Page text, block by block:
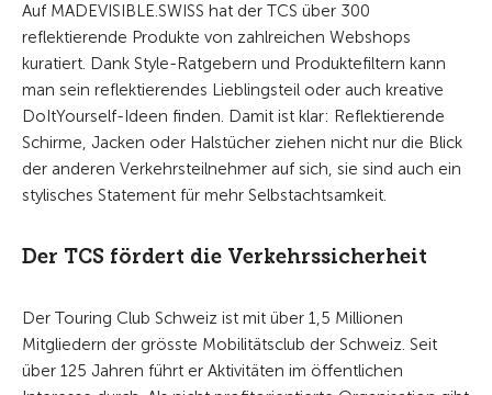
Auf MADEVISIBLE.SWISS hat der TCS über 300
reflektierende Produkte von zahlreichen Webshops
kuratiert. Dank Style-Ratgebern und Produktefiltern kann
man sein reflektierendes Lieblingsteil oder auch kreative
DoItYourself-Ideen finden. Damit ist klar: Reflektierende
Schirme, Jacken oder Halstücher ziehen nicht nur die Blick
der anderen Verkehrsteilnehmer auf sich, sie sind auch ein
stylisches Statement für mehr Selbstachtsamkeit.
Der TCS fördert die Verkehrssicherheit
Der Touring Club Schweiz ist mit über 1,5 Millionen
Mitgliedern der grösste Mobilitätsclub der Schweiz. Seit
über 125 Jahren führt er Aktivitäten im öffentlichen